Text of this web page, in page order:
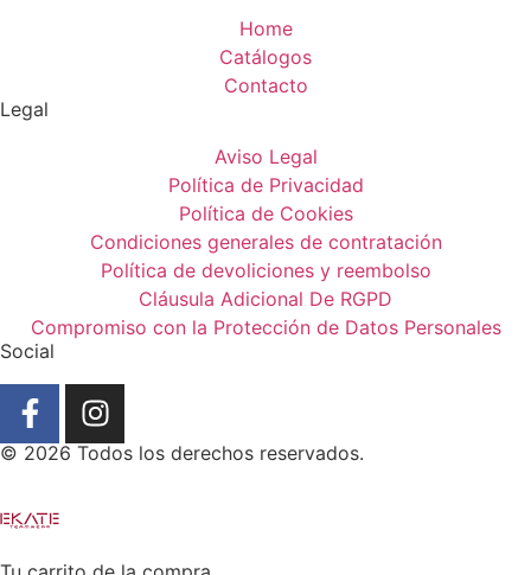
Home
Catálogos
Contacto
Legal
Aviso Legal
Política de Privacidad
Política de Cookies
Condiciones generales de contratación
Política de devoliciones y reembolso
Cláusula Adicional De RGPD
Compromiso con la Protección de Datos Personales
Social
© 2026 Todos los derechos reservados.